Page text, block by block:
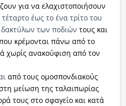
για να ελαχιστοποιήσουν
έως το ένα τρίτο του
δακτύλων των ποδιών τους και
κρέμονται πάνω από το
χωρίς ανακούφιση από τον
από τους ομοσπονδιακούς
μείωση της ταλαιπωρίας
τους στο σφαγείο και κατά